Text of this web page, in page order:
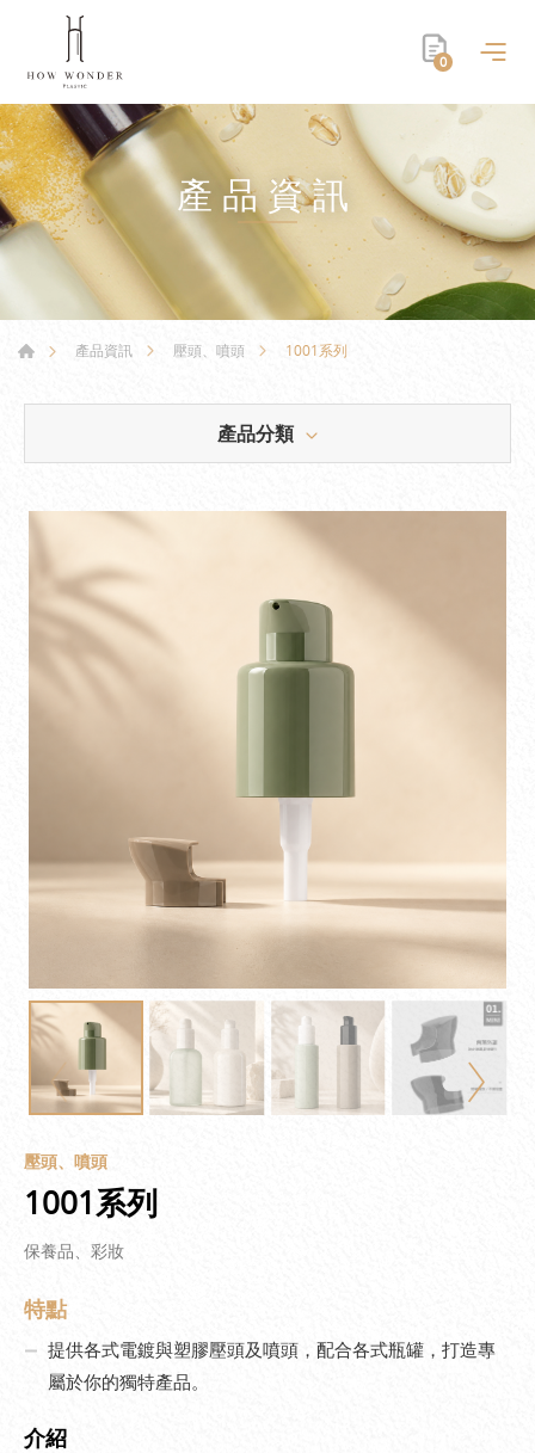
0
產品資訊
產品資訊 壓頭、噴頭 1001系列
產品分類
壓頭、噴頭
1001系列
保養品、彩妝
特點
提供各式電鍍與塑膠壓頭及噴頭，配合各式瓶罐，打造專
屬於你的獨特產品。
介紹